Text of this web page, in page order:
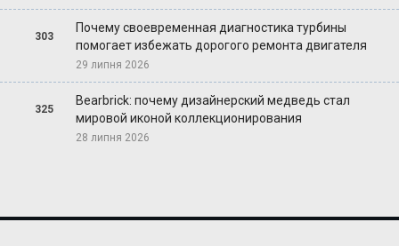
303
Почему своевременная диагностика турбины
помогает избежать дорогого ремонта двигателя
29 липня 2026
325
Bearbrick: почему дизайнерский медведь стал
мировой иконой коллекционирования
28 липня 2026